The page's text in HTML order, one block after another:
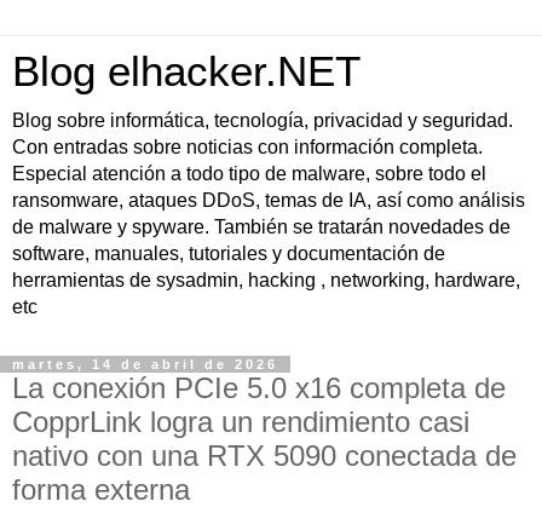
Blog elhacker.NET
Blog sobre informática, tecnología, privacidad y seguridad.
Con entradas sobre noticias con información completa.
Especial atención a todo tipo de malware, sobre todo el
ransomware, ataques DDoS, temas de IA, así como análisis
de malware y spyware. También se tratarán novedades de
software, manuales, tutoriales y documentación de
herramientas de sysadmin, hacking , networking, hardware,
etc
martes, 14 de abril de 2026
La conexión PCIe 5.0 x16 completa de
CopprLink logra un rendimiento casi
nativo con una RTX 5090 conectada de
forma externa